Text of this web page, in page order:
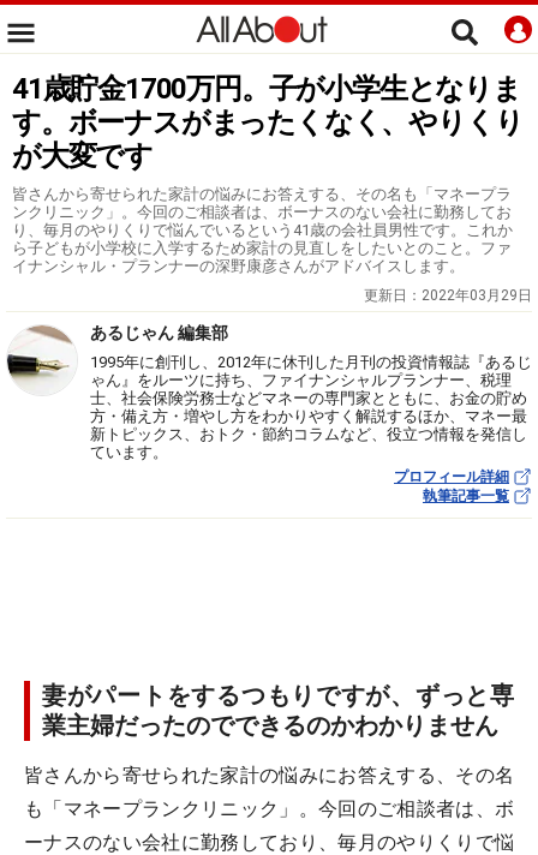
41歳貯金1700万円。子が小学生となりま
す。ボーナスがまったくなく、やりくり
が大変です
皆さんから寄せられた家計の悩みにお答えする、その名も「マネープラ
ンクリニック」。今回のご相談者は、ボーナスのない会社に勤務してお
り、毎月のやりくりで悩んでいるという41歳の会社員男性です。これか
ら子どもが小学校に入学するため家計の見直しをしたいとのこと。ファ
イナンシャル・プランナーの深野康彦さんがアドバイスします。
更新日： 2022年03月29日
あるじゃん 編集部
1995年に創刊し、2012年に休刊した月刊の投資情報誌『あるじ
ゃん』をルーツに持ち、ファイナンシャルプランナー、税理
士、社会保険労務士などマネーの専門家とともに、お金の貯め
方・備え方・増やし方をわかりやすく解説するほか、マネー最
新トピックス、おトク・節約コラムなど、役立つ情報を発信し
ています。
プロフィール詳細
執筆記事一覧
妻がパートをするつもりですが、ずっと専
業主婦だったのでできるのかわかりません
皆さんから寄せられた家計の悩みにお答えする、その名
も「マネープランクリニック」。今回のご相談者は、ボ
ーナスのない会社に勤務しており、毎月のやりくりで悩